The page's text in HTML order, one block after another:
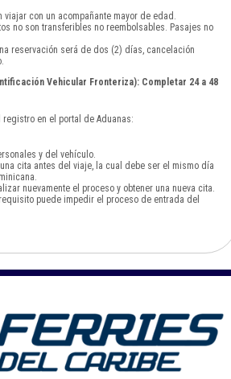
viajar con un acompañante mayor de edad.
no son transferibles no reembolsables. Pasajes no
reservación será de dos (2) días, cancelación
Vehicular Fronteriza): Completar 24 a 48
en el portal de Aduanas:
y del vehículo.
cita antes del viaje, la cual debe ser el mismo día
nuevamente el proceso y obtener una nueva cita.
puede impedir el proceso de entrada del